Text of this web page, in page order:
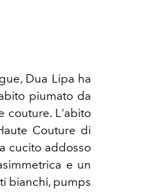
Dua Lipa ha
piumato da
couture. L'abito
Couture di
cucito addosso
e un
bianchi, pumps